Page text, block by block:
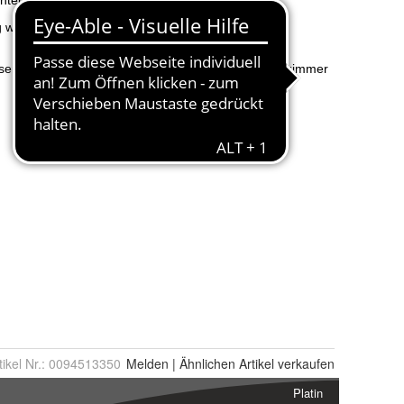
Nr.: 0094513350 Melden | Ähnlichen Artikel verkaufen
Platin